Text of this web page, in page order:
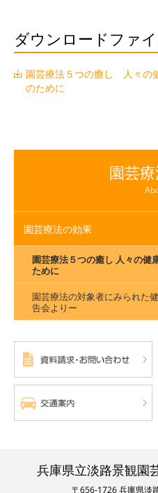
ダウンロードファイ
園芸療法５つの癒し 人々の
のために
園芸
園芸療法の効果
園芸療法５つの癒し 人々の健
ために
園芸療法の対象者にみられた
告会よりー
兵庫県立淡路景観
〒656-1726 兵庫県淡